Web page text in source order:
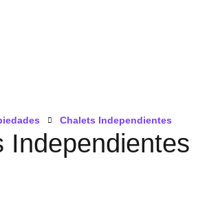
Chalets Independientes
Independientes